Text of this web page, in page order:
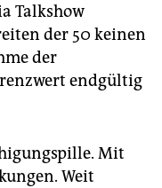
Talkshow
der 50 keinen
der
endgültig
Mit
Weit